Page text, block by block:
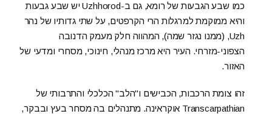
כמו שבע הגבעות של רומא, גם ב-Uzhhorod יש שבע גבעות
והיא ממוקמת למרגלות הרי הקרפטים, על שתי גדותיו של נהר
Uzh, (ממנו נגזר שמה), המהווה חלק מעמק הדנובה
הצפוני-מזרחי. העיר היא מרכז מנהלי, חינוכי, מסחרי ומדעי של
האזור.
זהו צומת הרכבות, הכבישים ו"הלב" הכלכלי והתרבותי של
Transcarpathian אוקראינה. מתנהלים בה מסחר בעץ ובבקר,